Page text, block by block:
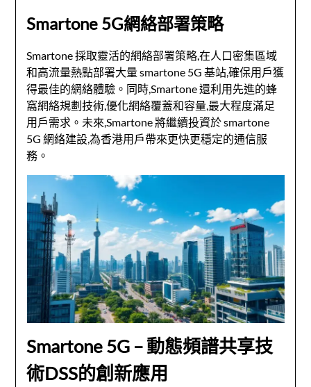
Smartone 5G網絡部署策略
Smartone 採取靈活的網絡部署策略,在人口密集區域
和高流量熱點部署大量 smartone 5G 基站,確保用戶獲
得最佳的網絡體驗。同時,Smartone 還利用先進的蜂
窩網絡規劃技術,優化網絡覆蓋和容量,最大程度滿足
用戶需求。未來,Smartone 將繼續投資於 smartone
5G 網絡建設,為香港用戶帶來更快更穩定的通信服
務。
Smartone 5G – 動態頻譜共享技
術DSS的創新應用